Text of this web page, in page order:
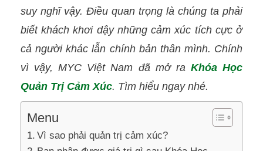
suy nghĩ vậy. Điều quan trọng là chúng ta phải
biết khách khơi dậy những cảm xúc tích cực ở
cả người khác lẫn chính bản thân mình. Chính
vì vậy, MYC Việt Nam đã mở raKhóa Học
Quản Trị Cảm Xúc. Tìm hiểu ngay nhé.
Menu
Vì sao phải quản trị cảm xúc?